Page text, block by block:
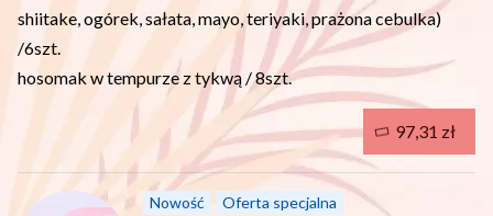
shiitake, ogórek, sałata, mayo, teriyaki, prażona cebulka)
/6szt.
hosomak w tempurze z tykwą / 8szt.
Nowość Oferta specjalna